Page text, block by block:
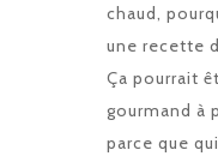
chaud,
une recette
Ça pourrait
gourmand à
parce que